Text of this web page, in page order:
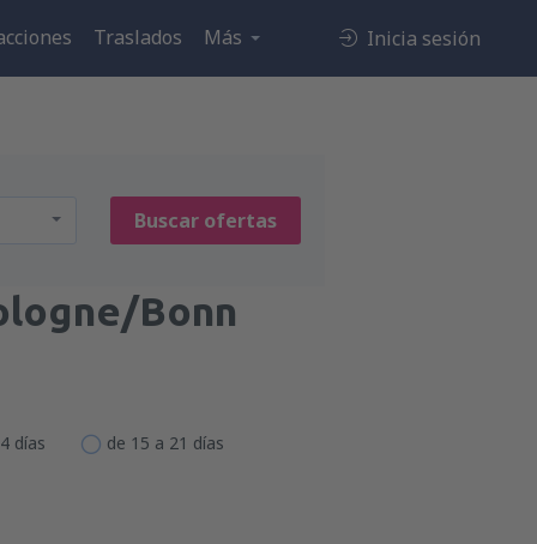
Traslados Más Inicia sesión
Buscar ofertas
Bonn
días de 15 a 21 días